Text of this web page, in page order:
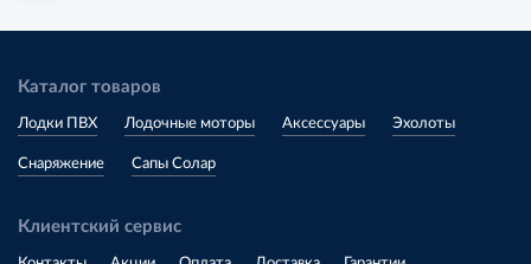
Каталог товаров
Лодки ПВХ Лодочные моторы Аксессуары Эхолоты
Снаряжение Сапы Солар
Клиентский сервис